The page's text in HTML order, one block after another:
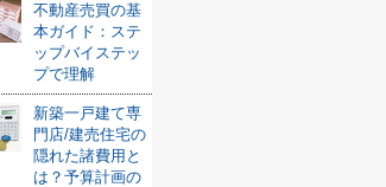
不動産売買の基
本ガイド：ステ
ップバイステッ
プで理解
新築一戸建て専
門店/建売住宅の
隠れた諸費用と
は？予算計画の